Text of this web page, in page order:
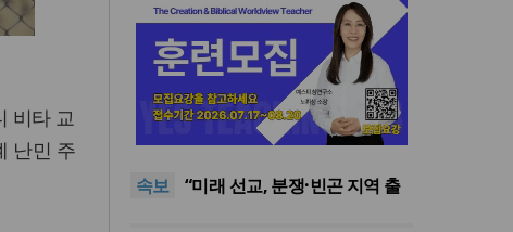
비타 교
난민 주
속보
[최원호 목사의 영혼의 양식 63]
말씀은 같은데 왜 열매는 다를
美 이민구금센터에 억류됐던
한인 목회자 석방돼
우크라 선교사 3부자의 헌신
진다”
신이 주도”
인도 마하라슈트라주 개종 금